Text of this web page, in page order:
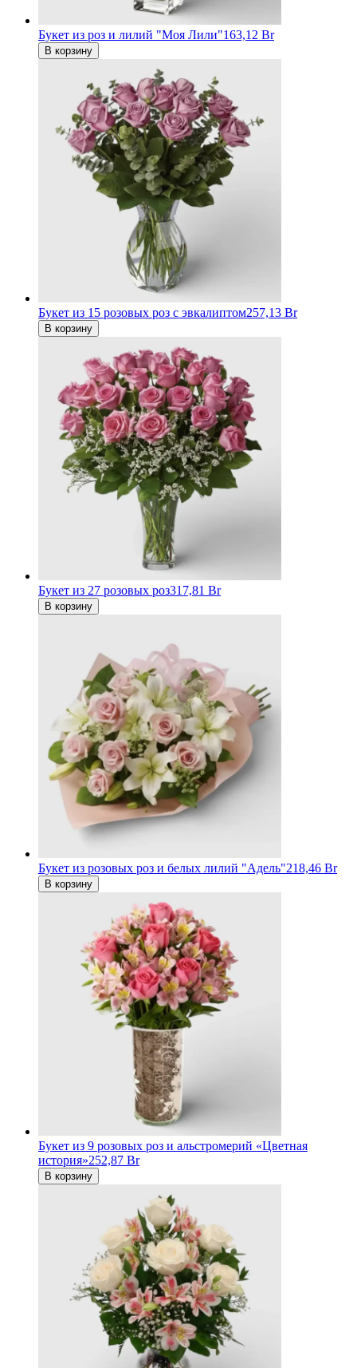
Букет из роз и лилий "Моя Лили"163,12 Br
В корзину
Букет из 15 розовых роз с эвкалиптом257,13 Br
В корзину
Букет из 27 розовых роз317,81 Br
В корзину
Букет из розовых роз и белых лилий "Адель"218,46 Br
В корзину
Букет из 9 розовых роз и альстромерий «Цветная
история»252,87 Br
В корзину